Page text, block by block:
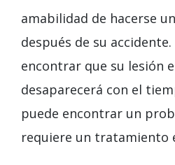
amabilidad de hacerse
después de su
encontrar que su lesión
desaparecerá con el
puede encontrar un
requiere un tratamiento